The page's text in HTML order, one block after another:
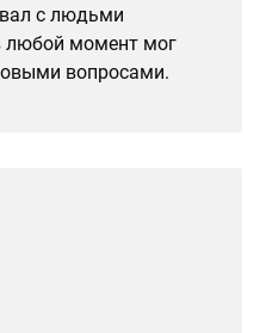
с людьми
любой момент мог
вопросами.